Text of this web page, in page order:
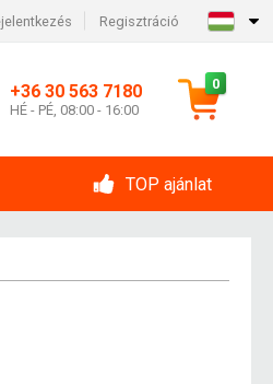
Regisztráció
+36 30 563 7180
HÉ - PÉ, 08:00 - 16:00
0
TOP ajánlat